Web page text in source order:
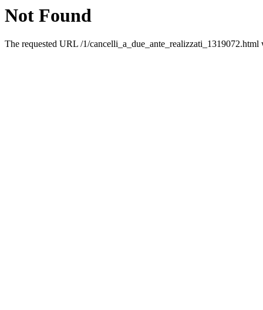
Not Found
The requested URL /1/cancelli_a_due_ante_realizzati_1319072.html